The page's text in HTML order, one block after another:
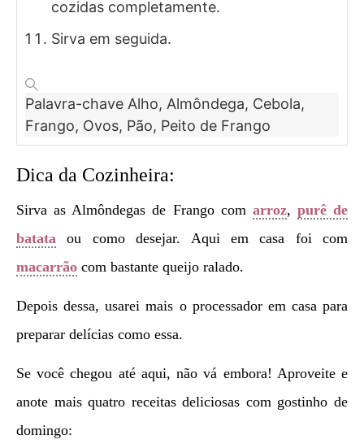
cozidas completamente.
Sirva em seguida.
Palavra-chave Alho, Almôndega, Cebola,
Frango, Ovos, Pão, Peito de Frango
Dica da Cozinheira:
Sirva as Almôndegas de Frango com arroz, purê de
batata ou como desejar. Aqui em casa foi com
macarrão com bastante queijo ralado.
Depois dessa, usarei mais o processador em casa para
preparar delícias como essa.
Se você chegou até aqui, não vá embora! Aproveite e
anote mais quatro receitas deliciosas com gostinho de
domingo: